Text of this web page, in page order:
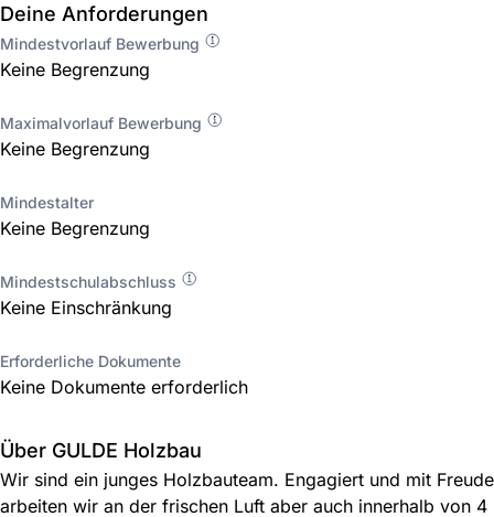
Deine Anforderungen
Mindestvorlauf Bewerbung
Keine Begrenzung
Maximalvorlauf Bewerbung
Keine Begrenzung
Mindestalter
Keine Begrenzung
Mindestschulabschluss
Keine Einschränkung
Erforderliche Dokumente
Keine Dokumente erforderlich
Über GULDE Holzbau
Wir sind ein junges Holzbauteam. Engagiert und mit Freude
arbeiten wir an der frischen Luft aber auch innerhalb von 4